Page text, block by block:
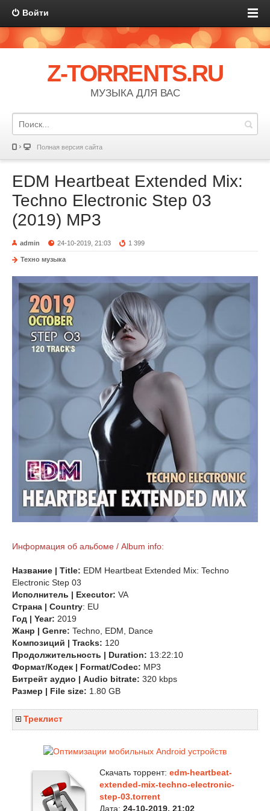
Войти
Z-TORRENTS.RU
МУЗЫКА ДЛЯ ВАС
Полная версия сайта
EDM Heartbeat Extended Mix:
Techno Electronic Step 03
(2019) MP3
admin 24-10-2019, 21:03 1 399
Техно музыка
Информация об альбоме / Album info:
Название | Title: EDM Heartbeat Extended Mix: Techno
Electronic Step 03
Исполнитель | Executor: VA
Страна | Country: EU
Год | Year: 2019
Жанр | Genre: Techno, EDM, Dance
Композиций | Tracks: 120
Продолжительность | Duration: 13:22:10
Формат/Кодек | Format/Codec: MP3
Битрейт аудио | Audio bitrate: 320 kbps
Размер | File size: 1.80 GB
Треклист
Скачать торрент: edm-heartbeat-
extended-mix-techno-electronic-
step-03.torrent
Дата: 24-10-2019, 21:02